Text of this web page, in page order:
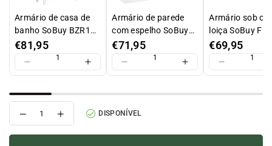
Armário de casa de
banho SoBuy BZR13-
W com 2 prateleiras e
2 portas, branco
€81,95
Armário de parede
com espelho SoBuy
BZR55-W branco
€71,95
Armário sob o
loiça SoBuy
II-W com 2
e 2 portas,
€69,95
Reduzir Aumentar DISPONÍVEL